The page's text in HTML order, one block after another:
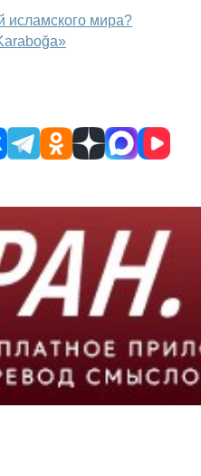
исламского мира?